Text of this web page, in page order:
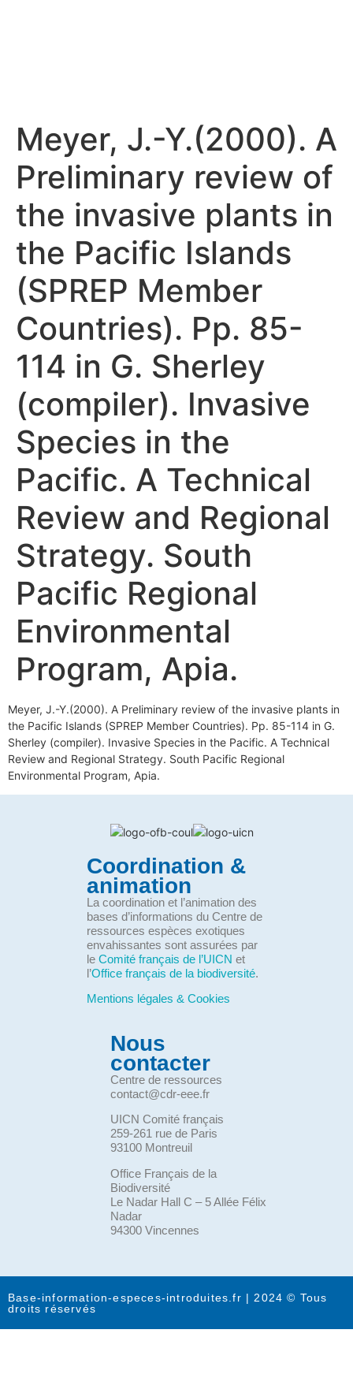
Meyer, J.-Y.(2000). A
Preliminary review of
the invasive plants in
the Pacific Islands
(SPREP Member
Countries). Pp. 85-
114 in G. Sherley
(compiler). Invasive
Species in the
Pacific. A Technical
Review and Regional
Strategy. South
Pacific Regional
Environmental
Program, Apia.
Meyer, J.-Y.(2000). A Preliminary review of the invasive plants in
the Pacific Islands (SPREP Member Countries). Pp. 85-114 in G.
Sherley (compiler). Invasive Species in the Pacific. A Technical
Review and Regional Strategy. South Pacific Regional
Environmental Program, Apia.
Coordination &
animation
La coordination et l’animation des
bases d’informations du Centre de
ressources espèces exotiques
envahissantes sont assurées par
le Comité français de l’UICN et
l’Office français de la biodiversité.
Mentions légales & Cookies
Nous
contacter
Centre de ressources
contact@cdr-eee.fr
UICN Comité français
259-261 rue de Paris
93100 Montreuil
Office Français de la
Biodiversité
Le Nadar Hall C – 5 Allée Félix
Nadar
94300 Vincennes
Base-information-especes-introduites.fr | 2024 © Tous
droits réservés